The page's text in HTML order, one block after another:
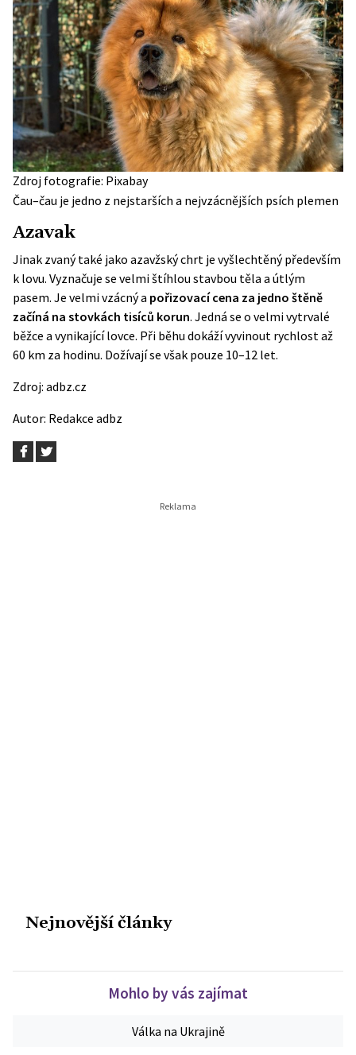
Zdroj fotografie: Pixabay
Čau–čau je jedno z nejstarších a nejvzácnějších psích plemen
Azavak
Jinak zvaný také jako azavžský chrt je vyšlechtěný především
k lovu. Vyznačuje se velmi štíhlou stavbou těla a útlým
pasem. Je velmi vzácný a pořizovací cena za jedno štěně
začíná na stovkách tisíců korun. Jedná se o velmi vytrvalé
běžce a vynikající lovce. Při běhu dokáží vyvinout rychlost až
60 km za hodinu. Dožívají se však pouze 10–12 let.
Zdroj: adbz.cz
Autor: Redakce adbz
Nejnovější články
Mohlo by vás zajímat
Válka na Ukrajině